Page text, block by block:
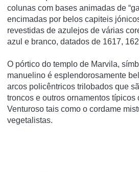
colunas com bases animadas de
encimadas por belos capiteis
revestidas de azulejos de várias
azul e branco, datados de 1617,
O pórtico do templo de Marvila,
manuelino é esplendorosamente
arcos policêntricos trilobados que
troncos e outros ornamentos típicos
Venturoso tais como o cordame
vegetalistas.